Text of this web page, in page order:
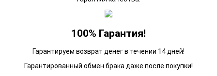
100% Гарантия!
Гарантируем возврат денег в течении 14 дней!
Гарантированный обмен брака даже после покупки!